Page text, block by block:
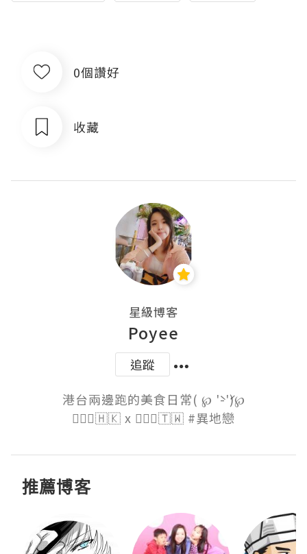
0個讚好
收藏
星級博客
Poyee
追蹤
港台兩邊跑的美食日常( ℘ '̀-'́)℘
🙋🏻‍♀️🇭🇰 x 🙋🏽‍♂️🇹🇼 #異地戀
推薦博客